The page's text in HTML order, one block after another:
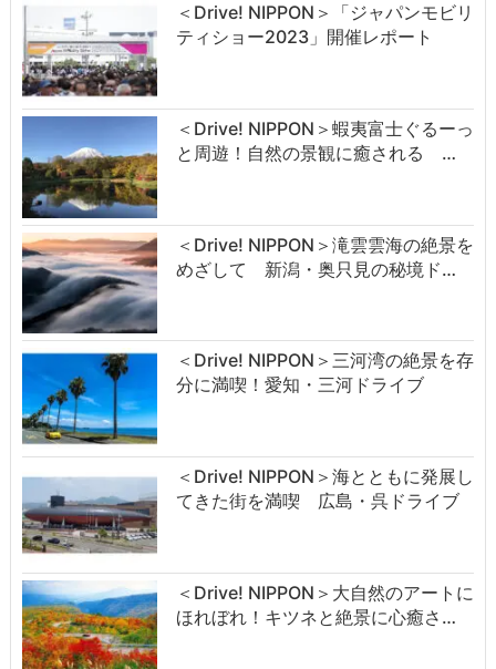
＜Drive! NIPPON＞「ジャパンモビリ
ティショー2023」開催レポート
＜Drive! NIPPON＞蝦夷富士ぐるーっ
と周遊！自然の景観に癒される …
＜Drive! NIPPON＞滝雲雲海の絶景を
めざして 新潟・奥只見の秘境ド…
＜Drive! NIPPON＞三河湾の絶景を存
分に満喫！愛知・三河ドライブ
＜Drive! NIPPON＞海とともに発展し
てきた街を満喫 広島・呉ドライブ
＜Drive! NIPPON＞大自然のアートに
ほれぼれ！キツネと絶景に心癒さ…